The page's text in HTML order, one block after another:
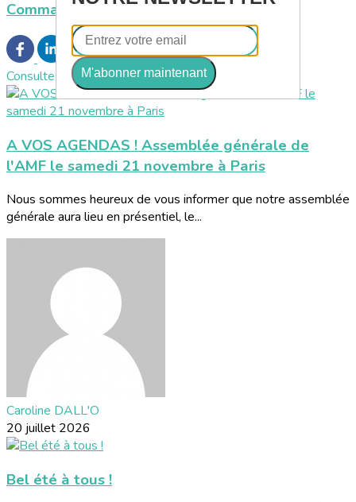
Commander cet ouvrage
Consultez également
A VOS AGENDAS ! Assemblée générale de
l'AMF le samedi 21 novembre à Paris
Nous sommes heureux de vous informer que notre assemblée
générale aura lieu en présentiel, le...
Caroline DALL'O
20 juillet 2026
Bel été à tous !
M'abonner maintenant